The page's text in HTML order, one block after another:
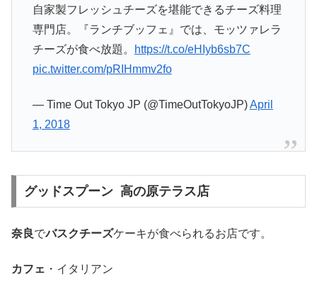
自家製フレッシュチーズを堪能できるチーズ料理
専門店。『ランチブッフェ』では、モッツァレラ
チーズが食べ放題。
https://t.co/eHIyb6sb7C
pic.twitter.com/pRIHmmv2fo
— Time Out Tokyo JP (@TimeOutTokyoJP)April
1, 2018
グッドスプーン 高の原テラス店
奈良でバスクチーズケーキが食べられるお店です。
カフェ ・イタリアン